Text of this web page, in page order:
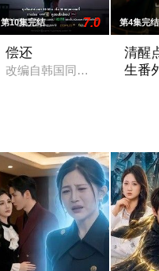
第10集完结 7.0
偿还
改编自韩国同名漫画。宥翰
第4集完结
清醒
生番